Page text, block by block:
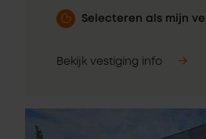
Selecteren als mijn
Bekijk vestiging info